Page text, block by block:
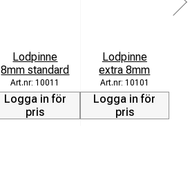
Lodpinne
8mm standard
10011
Logga in för
pris
Lodpinne
extra 8mm
10101
Logga in för
pris